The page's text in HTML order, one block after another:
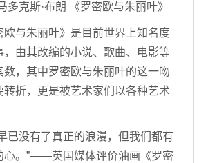
克斯·布朗 《罗密欧与朱丽叶》
朱丽叶》是目前世界上知名度
，由其改编的小说、歌曲、电影等
数，其中罗密欧与朱丽叶的这一吻
转折，更是被艺术家们以各种艺术
没有了真正的浪漫，但我们都有
心。”——英国媒体评价油画《罗密